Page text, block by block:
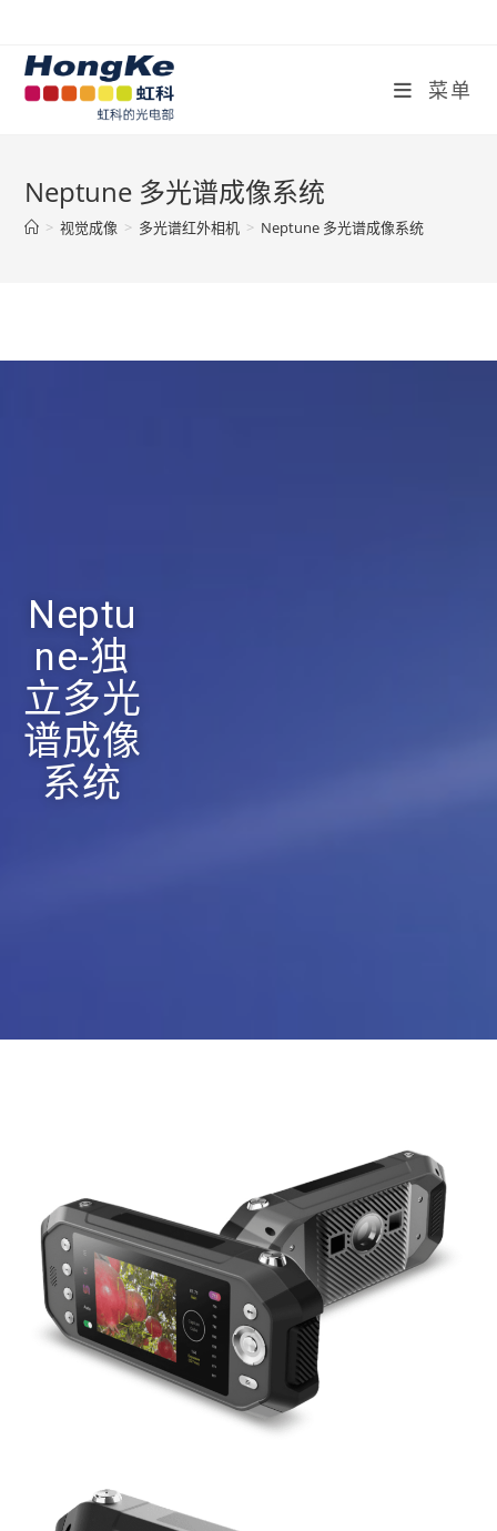
菜单
Neptune 多光谱成像系统
> 视觉成像 > 多光谱红外相机 > Neptune 多光谱成像系统
Neptu
ne-独
立多光
谱成像
系统